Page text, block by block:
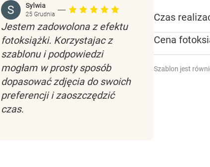
Sylwia
25 Grudnia
Jestem zadowolona z efektu
fotoksiążki. Korzystajac z
szablonu i podpowiedzi
mogłam w prosty sposób
dopasować zdjęcia do swoich
preferencji i zaoszczędzić
czas.
Czas
Cena
Szablon jest